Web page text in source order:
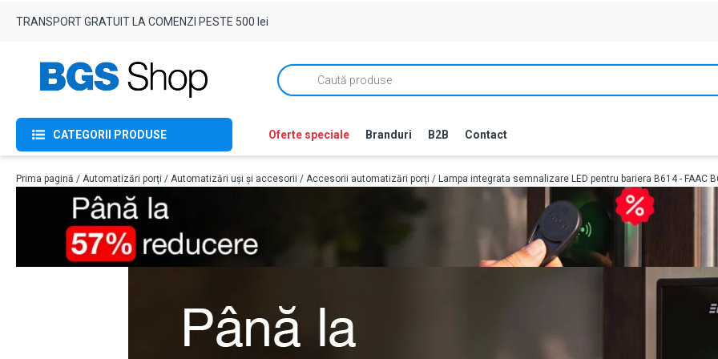
TRANSPORT GRATUIT LA COMENZI PESTE 500 lei
Products
search
CATEGORII PRODUSE Oferte speciale Branduri B2B Contact
Prima pagină / Automatizări porți / Automatizări uși și accesorii / Accesorii automatizări porți / Lampa integrata semnalizare LED pentru bariera B614 - FAAC